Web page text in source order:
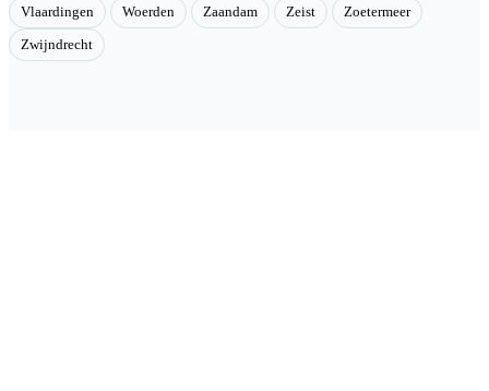
Vlaardingen Woerden Zaandam Zeist Zoetermeer
Zwijndrecht